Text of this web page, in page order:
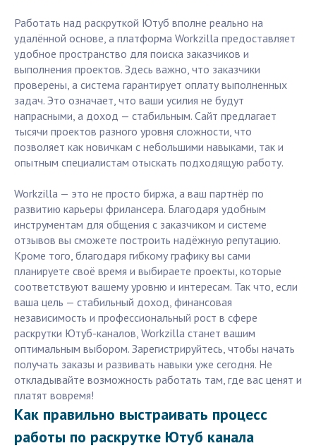
Работать над раскруткой Ютуб вполне реально на
удалённой основе, а платформа Workzilla предоставляет
удобное пространство для поиска заказчиков и
выполнения проектов. Здесь важно, что заказчики
проверены, а система гарантирует оплату выполненных
задач. Это означает, что ваши усилия не будут
напрасными, а доход — стабильным. Сайт предлагает
тысячи проектов разного уровня сложности, что
позволяет как новичкам с небольшими навыками, так и
опытным специалистам отыскать подходящую работу.
Workzilla — это не просто биржа, а ваш партнёр по
развитию карьеры фрилансера. Благодаря удобным
инструментам для общения с заказчиком и системе
отзывов вы сможете построить надёжную репутацию.
Кроме того, благодаря гибкому графику вы сами
планируете своё время и выбираете проекты, которые
соответствуют вашему уровню и интересам. Так что, если
ваша цель — стабильный доход, финансовая
независимость и профессиональный рост в сфере
раскрутки Ютуб-каналов, Workzilla станет вашим
оптимальным выбором. Зарегистрируйтесь, чтобы начать
получать заказы и развивать навыки уже сегодня. Не
откладывайте возможность работать там, где вас ценят и
платят вовремя!
Как правильно выстраивать процесс
работы по раскрутке Ютуб канала